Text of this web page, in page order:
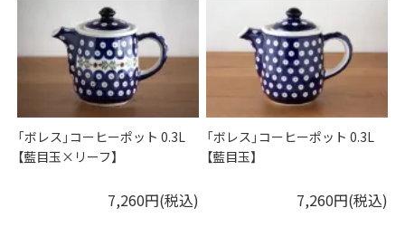
「ボレス」コーヒーポット 0.3L
【藍目玉×リーフ】
7,260円(税込)
「ボレス」コーヒーポット 0.3L
【藍目玉】
7,260円(税込)